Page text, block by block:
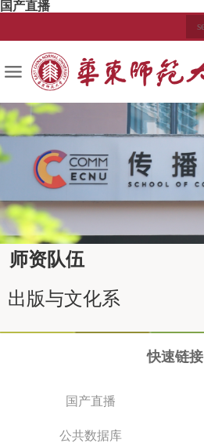
国产直播
师资队伍
出版与文化系
快速链接
国产直播
公共数据库